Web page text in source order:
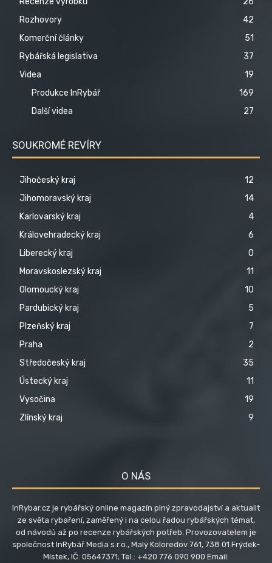
Rozhovory
42
Komerční články
51
Rybářská legislativa
37
Videa
19
Produkce InRybář
169
Další videa
27
SOUKROMÉ REVÍRY
Jihočeský kraj
12
Jihomoravský kraj
14
Karlovarský kraj
4
Královehradecký kraj
6
Liberecký kraj
0
Moravskoslezský kraj
11
Olomoucký kraj
10
Pardubický kraj
5
Plzeňský kraj
7
Praha
2
Středočeský kraj
35
Ústecký kraj
11
Vysočina
19
Zlínský kraj
9
O NÁS
InRybar.cz je rybářský online magazín plný zpravodajství a aktualit
ze světa rybaření, zaměřený i na celou řadou rybářských témat,
od návodů až po recenze rybářských potřeb. Provozovatelem je
společnost InRybář Media s.r.o., Malý Koloredov 761, 738 01 Frýdek-
Místek, IČ: 05647371; Tel.: +420 776 090 900 Email: